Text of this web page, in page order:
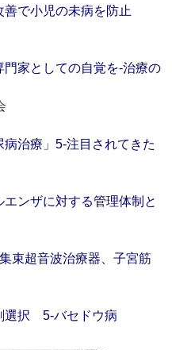
善で小児の未病を防止
門家としての自覚を‐治療の
治療」5‐注目されてきた
エンザに対する管理体制と
束超音波治療器、子宮筋
選択 5‐バセドウ病